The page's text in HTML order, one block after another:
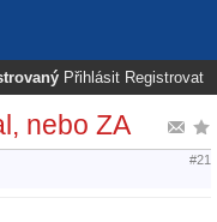
Přihlásit Registrovat
nebo ZA
#21